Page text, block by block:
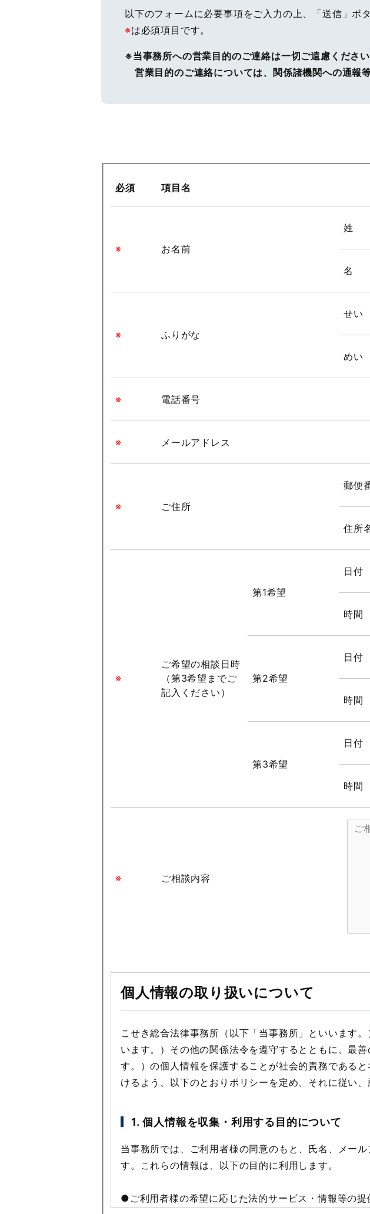
以下のフォームに必要事項をご入力の上、「送信」ボ
※は必須項目です。
※当事務所への営業目的のご連絡は一切ご遠慮ください
営業目的のご連絡については、関係諸機関への通報
必須 項目名
※ お名前
姓
名
※ ふりがな
せい
めい
※ 電話番号
※ メールアドレス
※ ご住所
郵便
住所
※
ご希望の相談日時
（第3希望までご
記入ください）
第1希望
日付
時間
第2希望
日付
時間
第3希望
日付
時間
※ ご相談内容
個人情報の取り扱いについて
こせき総合法律事務所（以下「当事務所」といいます
います。）その他の関係法令を遵守するとともに、最
す。）の個人情報を保護することが社会的責務である
けるよう、以下のとおりポリシーを定め、それに従い、
1. 個人情報を収集・利用する目的について
当事務所では、ご利用者様の同意のもと、氏名、メー
す。これらの情報は、以下の目的に利用します。
●ご利用者様の希望に応じた法的サービス・情報等の提